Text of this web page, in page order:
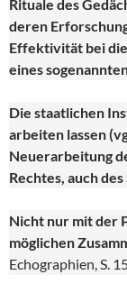
Rituale des
deren
Effektivität bei
eines
Die staatlichen
arbeiten lassen
Neuerarbeitung
Rechtes, auch
Nicht nur mit der
möglichen
Echographien, S.